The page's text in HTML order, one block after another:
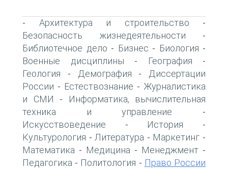
- Архитектура и строительство -
Безопасность жизнедеятельности -
Библиотечное дело - Бизнес - Биология -
Военные дисциплины - География -
Геология - Демография -
Диссертации
России - Естествознание - Журналистика
и СМИ -
Информатика, вычислительная
техника и управление -
Искусствоведение - История -
Культурология - Литература - Маркетинг -
Математика - Медицина - Менеджмент -
Педагогика - Политология - Право России